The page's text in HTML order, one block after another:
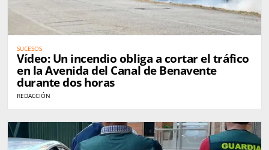
SUCESOS
Vídeo: Un incendio obliga a cortar el tráfico
en la Avenida del Canal de Benavente
durante dos horas
REDACCIÓN